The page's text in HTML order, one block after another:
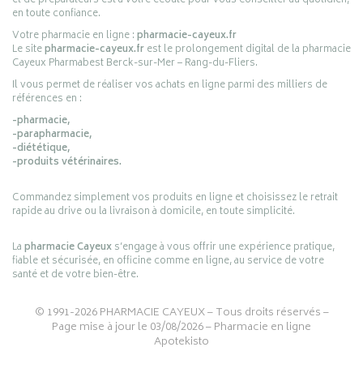
en toute confiance.
Votre pharmacie en ligne :pharmacie-cayeux.fr
Le sitepharmacie-cayeux.frest le prolongement digital de la pharmacie
Cayeux Pharmabest Berck-sur-Mer – Rang-du-Fliers.
Il vous permet de réaliser vos achats en ligne parmi des milliers de
références en :
-pharmacie,
-parapharmacie,
-diététique,
-produits vétérinaires.
Commandez simplement vos produits en ligne et choisissez le retrait
rapide au drive ou la livraison à domicile, en toute simplicité.
Lapharmacie Cayeuxs’engage à vous offrir une expérience pratique,
fiable et sécurisée, en officine comme en ligne, au service de votre
santé et de votre bien-être.
© 1991-2026PHARMACIE CAYEUX– Tous droits réservés –
Page mise à jour le 03/08/2026 –Pharmacie en ligne
Apotekisto